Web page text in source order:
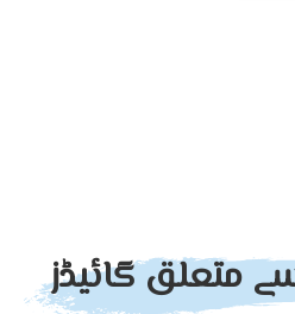
متعلق گائیڈز